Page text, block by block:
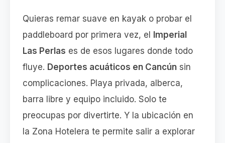
Quieras remar suave en kayak o probar el
paddleboard por primera vez, el
Imperial
Las Perlas es de esos lugares donde todo
fluye. Deportes acuáticos en Cancún sin
complicaciones. Playa privada, alberca,
barra libre y equipo incluido. Solo te
preocupas por divertirte. Y la ubicación en
la Zona Hotelera te permite salir a explorar